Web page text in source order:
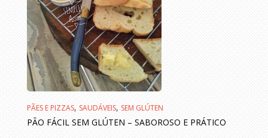
PÃES E PIZZAS, SAUDÁVEIS, SEM GLÚTEN
PÃO FÁCIL SEM GLÚTEN – SABOROSO E PRÁTICO